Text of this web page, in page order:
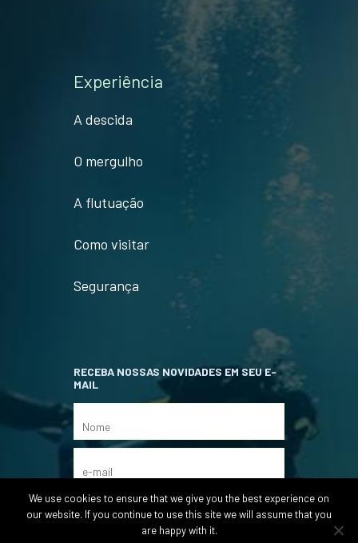
Experiência
A descida
O mergulho
A flutuação
Como visitar
Segurança
RECEBA NOSSAS NOVIDADES EM SEU E-
MAIL
We use cookies to ensure that we give you the best experience on
our website. If you continue to use this site we will assume that you
are happy with it.